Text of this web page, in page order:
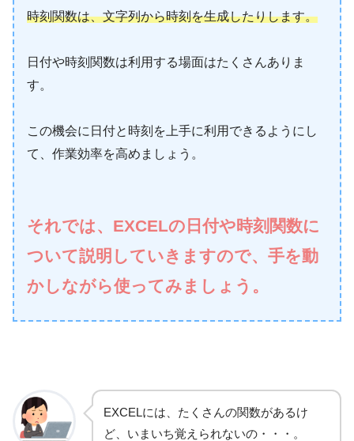
時刻関数は、文字列から時刻を生成したりします。
日付や時刻関数は利用する場面はたくさんありま
す。
この機会に日付と時刻を上手に利用できるようにし
て、作業効率を高めましょう。
それでは、EXCELの日付や時刻関数に
ついて説明していきますので、手を動
かしながら使ってみましょう。
EXCELには、たくさんの関数があるけ
ど、いまいち覚えられないの・・・。